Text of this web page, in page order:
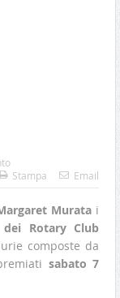
Stampa
Email
Muratai
Rotary Club
composte da
sabato 7